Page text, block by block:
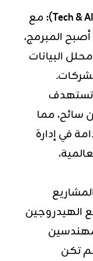
مع
المبرمج،
البيانات
مليون سائح، مما
في إدارة
الهيدروجين
تكن